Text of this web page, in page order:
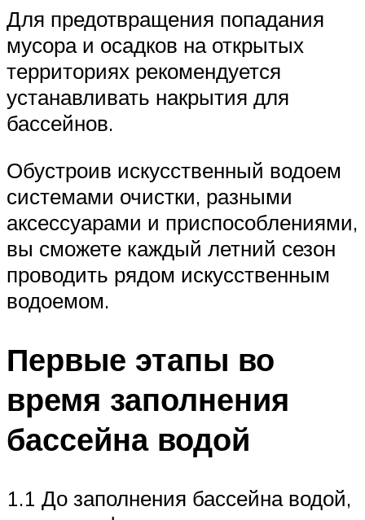
Для предотвращения попадания
мусора и осадков на открытых
территориях рекомендуется
устанавливать накрытия для
бассейнов.
Обустроив искусственный водоем
системами очистки, разными
аксессуарами и приспособлениями,
вы сможете каждый летний сезон
проводить рядом искусственным
водоемом.
Первые этапы во
время заполнения
бассейна водой
1.1 До заполнения бассейна водой,